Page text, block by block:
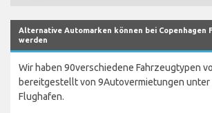
Alternative Automarken können bei Copenhagen
werden
Wir haben 90verschiedene Fahrzeugtypen
bereitgestellt von 9Autovermietungen unter
Flughafen.